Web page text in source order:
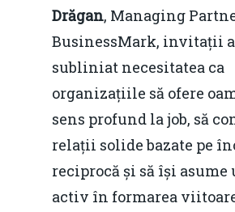
Drăgan, Managing
BusinessMark, invitații
subliniat necesitatea ca
organizațiile să ofere
sens profund la job, să
relații solide bazate pe
reciprocă și să își asume
activ în formarea